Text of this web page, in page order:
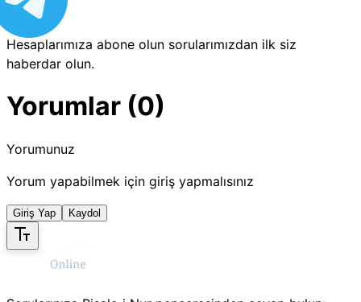
Hesaplarımıza abone olun sorularımızdan ilk siz
haberdar olun.
Yorumlar (0)
Yorumunuz
Yorum yapabilmek için giriş yapmalısınız
Giriş Yap Kaydol